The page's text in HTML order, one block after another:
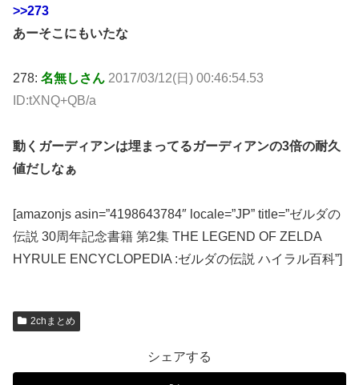
>>273
あーそこにもいたな
278: 名無しさん 2017/03/12(日) 00:46:54.53
ID:tXNQ+QB/a
動くガーディアンは埋まってるガーディアンの3倍の耐久
値だしなぁ
[amazonjs asin=”4198643784″ locale=”JP” title=”ゼルダの
伝説 30周年記念書籍 第2集 THE LEGEND OF ZELDA
HYRULE ENCYCLOPEDIA :ゼルダの伝説 ハイラル百科”]
2chまとめ
シェアする